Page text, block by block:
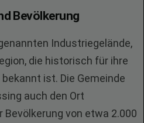
Bevölkerung
Industriegelände,
die historisch für ihre
ist. Die Gemeinde
auch den Ort
Bevölkerung von etwa 2.000